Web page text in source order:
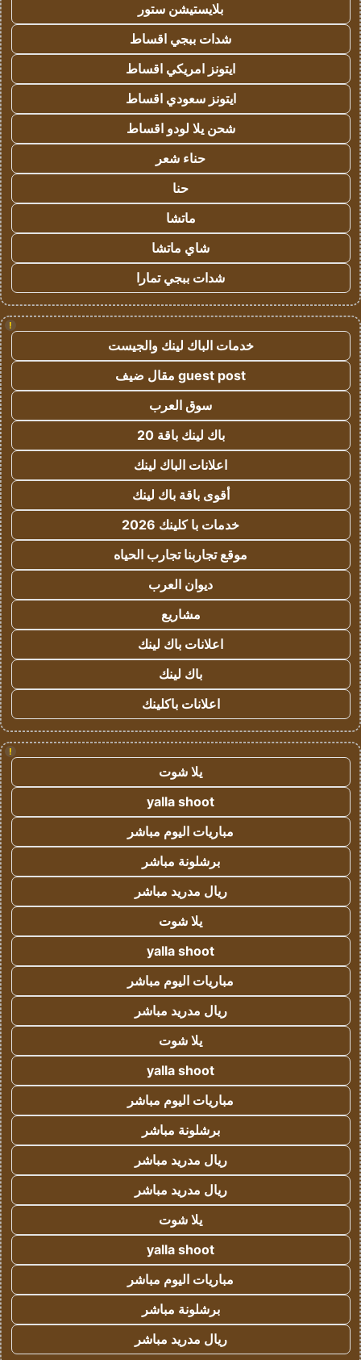
بلايستيشن ستور
شدات ببجي اقساط
ايتونز امريكي اقساط
ايتونز سعودي اقساط
شحن يلا لودو اقساط
حناء شعر
حنا
ماتشا
شاي ماتشا
شدات ببجي تمارا
!
خدمات الباك لينك والجيست
guest post مقال ضيف
سوق العرب
باك لينك باقة 20
اعلانات الباك لينك
أقوى باقة باك لينك
خدمات با كلينك 2026
موقع تجاربنا تجارب الحياه
ديوان العرب
مشاريع
اعلانات باك لينك
باك لينك
اعلانات باكلينك
!
يلا شوت
yalla shoot
مباريات اليوم مباشر
برشلونة مباشر
ريال مدريد مباشر
يلا شوت
yalla shoot
مباريات اليوم مباشر
ريال مدريد مباشر
يلا شوت
yalla shoot
مباريات اليوم مباشر
برشلونة مباشر
ريال مدريد مباشر
ريال مدريد مباشر
يلا شوت
yalla shoot
مباريات اليوم مباشر
برشلونة مباشر
ريال مدريد مباشر